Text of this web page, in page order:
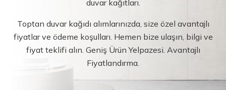
duvar kağıtları.
Toptan duvar kağıdı alımlarınızda, size özel avantajlı
fiyatlar ve ödeme koşulları. Hemen bize ulaşın, bilgi ve
fiyat teklifi alın. Geniş Ürün Yelpazesi. Avantajlı
Fiyatlandırma.